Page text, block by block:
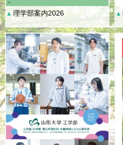
▲理学部案内2026 ▲